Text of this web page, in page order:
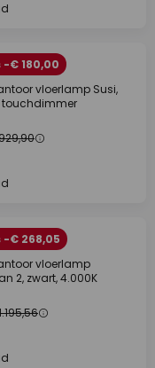
€ 180,00
vloerlamp Susi,
touchdimmer
€ 268,05
vloerlamp
2, zwart, 4.000K